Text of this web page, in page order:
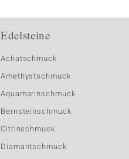
Edelsteine
Achatschmuck
Amethystschmuck
Aquamarinschmuck
Bernsteinschmuck
Citrinschmuck
Diamantschmuck